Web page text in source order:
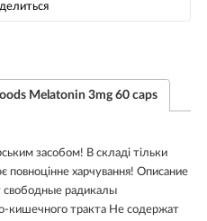
Melatonin 3mg 60 caps
засобом! В складі тільки
повноцінне харчування! Описание
свободные радикалы
кишечного тракта Не содержат